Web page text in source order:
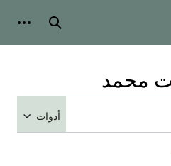
بحث
محمد
أدوات